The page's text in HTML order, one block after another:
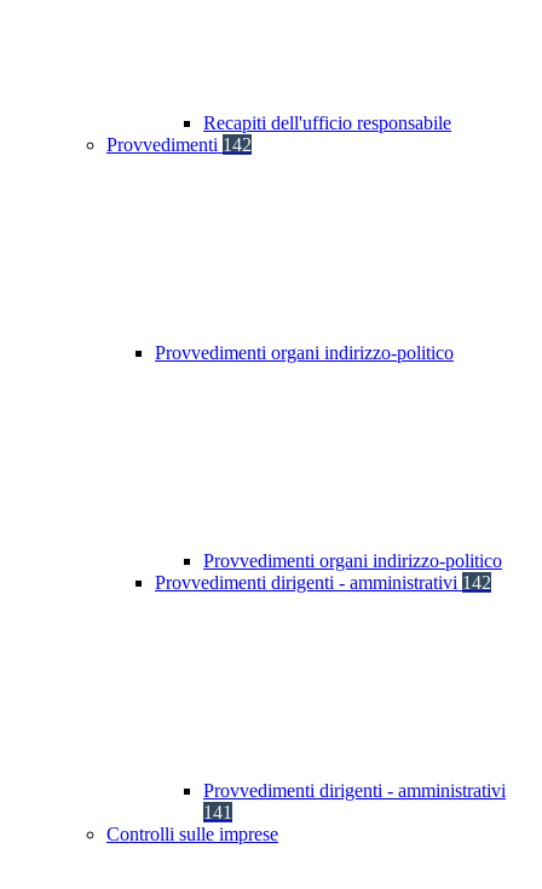
Recapiti dell'ufficio responsabile
Provvedimenti 142
Provvedimenti organi indirizzo-politico
Provvedimenti organi indirizzo-politico
Provvedimenti dirigenti - amministrativi 142
Provvedimenti dirigenti - amministrativi
141
Controlli sulle imprese